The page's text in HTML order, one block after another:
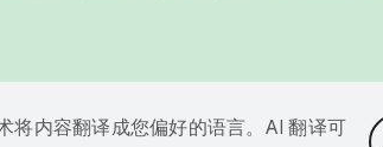
将内容翻译成您偏好的语言。AI 翻译可